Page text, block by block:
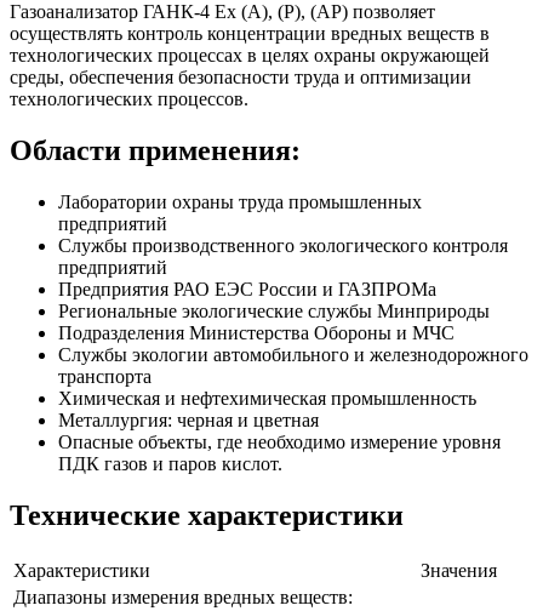
Газоанализатор ГАНК-4 Ех (А), (Р), (АР) позволяет
осуществлять контроль концентрации вредных веществ в
технологических процессах в целях охраны окружающей
среды, обеспечения безопасности труда и оптимизации
технологических процессов.
Области применения:​
Лаборатории охраны труда промышленных
предприятий
Службы производственного экологического контроля
предприятий
Предприятия РАО ЕЭС России и ГАЗПРОМа
Региональные экологические службы Минприроды
Подразделения Министерства Обороны и МЧС
Службы экологии автомобильного и железнодорожного
транспорта
Химическая и нефтехимическая промышленность
Металлургия: черная и цветная
Опасные объекты, где необходимо измерение уровня
ПДК газов и паров кислот.
Технические характеристики
Характеристики
Значения
Диапазоны измерения вредных веществ: